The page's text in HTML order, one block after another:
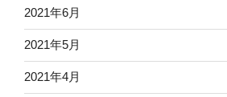
2021年6月
2021年5月
2021年4月